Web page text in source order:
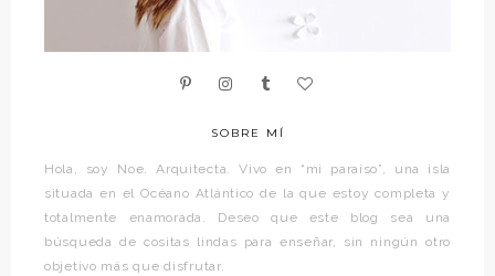
SOBRE MÍ
Hola, soy Noe. Arquitecta. Vivo en “mi paraíso”, una isla
situada en el Océano Atlántico de la que estoy completa y
totalmente enamorada. Deseo que este blog sea una
búsqueda de cositas lindas para enseñar, sin ningún otro
objetivo más que disfrutar.